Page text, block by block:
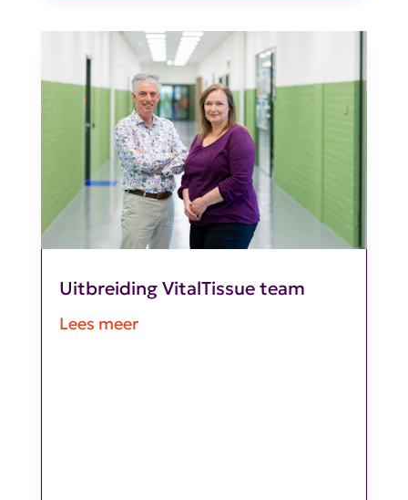
Uitbreiding VitalTissue team
Lees meer